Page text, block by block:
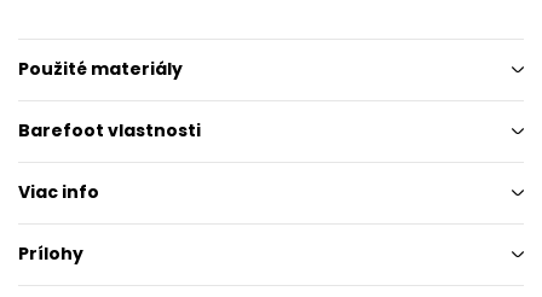
Použité materiály
Barefoot vlastnosti
Viac info
Prílohy